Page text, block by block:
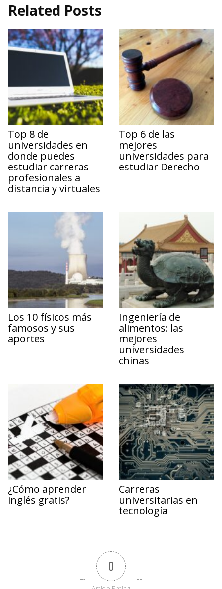
Related Posts
Top 8 de
universidades en
donde puedes
estudiar carreras
profesionales a
distancia y virtuales
Top 6 de las
mejores
universidades para
estudiar Derecho
Los 10 físicos más
famosos y sus
aportes
Ingeniería de
alimentos: las
mejores
universidades
chinas
¿Cómo aprender
inglés gratis?
Carreras
universitarias en
tecnología
0